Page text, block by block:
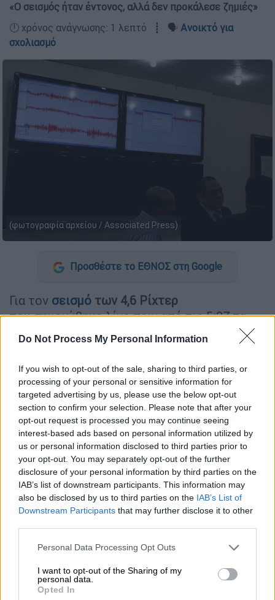
Do Not Process My Personal Information
If you wish to opt-out of the sale, sharing to third parties, or
processing of your personal or sensitive information for
targeted advertising by us, please use the below opt-out
section to confirm your selection. Please note that after your
opt-out request is processed you may continue seeing
interest-based ads based on personal information utilized by
us or personal information disclosed to third parties prior to
your opt-out. You may separately opt-out of the further
disclosure of your personal information by third parties on the
IAB’s list of downstream participants. This information may
also be disclosed by us to third parties on the IAB’s List of
Downstream Participants that may further disclose it to other
Please note that this website/app uses one or more Google
not limited to your visit or usage behaviour. You may click to
grant or deny consent to Google and its third-party tags to
use your data for below specified purposes in below Google
Personal Data Processing Opt Outs
I want to opt-out of the Sharing of my
personal data.
Opted In
«Ο σεισμός ήταν έντονος, αλλά δεν προκάλεσε ζημιές»
🕛 χρόνος ανάγνωσης: 1 λεπτό ┋ 🗣️ Ανοικτό για
σχολιασμό
(φωτογραφία αρχείου / Associated Press)
Προσθέστε το ΕΘΝΟΣ στη Google
Για τον σεισμό των 4,6 Ρίχτερ
που σημειώθηκε λίγο πριν από τις 5:27 τα
ξημερώματα στη βορειοανατολική Εύβοια
μίλησε ο καθηγητής Γεωλογίας και
Διαχείρισης Φυσικών Καταστροφών,
Ευθύμιος Λέκκας, λέγοντας πως υπήρχαν
δονήσεις αρκετή ώρα πριν.
«Ο σεισμός ήταν έντονος, αλλά δεν
προκάλεσε ζημιές, μόνο κάποιες πολύ
μικρές ρωγμές, έγινε επικοινωνία με τους
Δημάρχους Λίμνης και Αιδηψού, δεν υπάρχει
κάποιο ιδιαίτερο πρόβλημα.Ο σεισμός
δημιούργησε την αίσθηση ότι ήταν
μεγαλύτεροςαλλά αυτό συνέβη γιατί οι
περισσότεροι κάτοικοι κοιμούνταν εκείνη
την ώρα και τον αντιλαμβάνονται πιο
δυνατά», δήλωσε αρχικά ο καθηγητής,
μιλώντας στην ΕΡΤ.